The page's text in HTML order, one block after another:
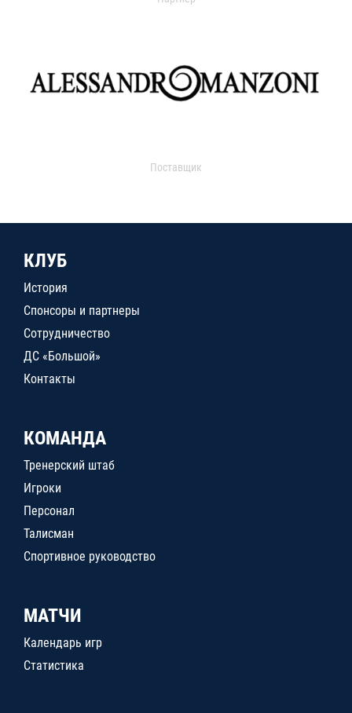
Поставщик
КЛУБ
История
Спонсоры и партнеры
Сотрудничество
ДС «Большой»
Контакты
КОМАНДА
Тренерский штаб
Игроки
Персонал
Талисман
Спортивное руководство
МАТЧИ
Календарь игр
Статистика